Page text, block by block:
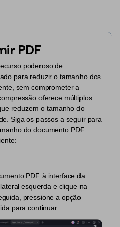
PDF
poderoso de
para reduzir o tamanho dos
sem comprometer a
oferece múltiplos
reduzem o tamanho do
Siga os passos a seguir para
do documento PDF
PDF à interface da
esquerda e clique na
pressione a opção
para continuar.